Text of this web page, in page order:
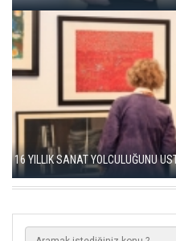
SEÇKİN PİRİM İLE